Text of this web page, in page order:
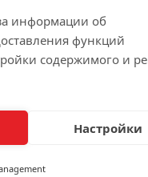
кремом из
информации об
функций
содержимого и
Настройки